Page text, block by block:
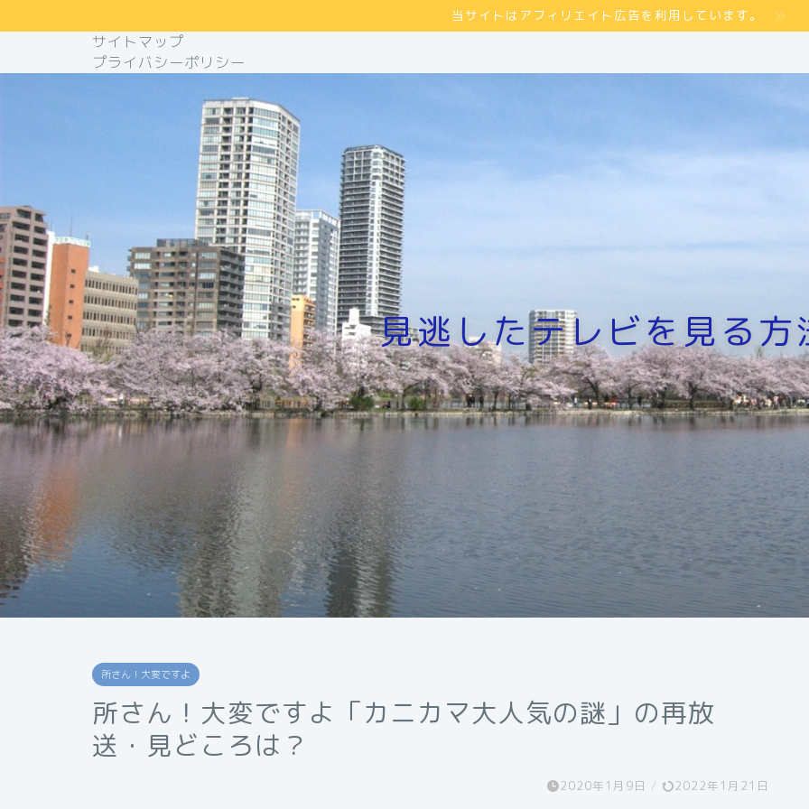
当サイトはアフィリエイト広告を利用しています。
サイトマップ
プライバシーポリシー
見逃したテレビを見る方
所さん！大変ですよ
所さん！大変ですよ「カニカマ大人気の謎」の再放
送・見どころは？
2020年1月9日 / 2022年1月21日